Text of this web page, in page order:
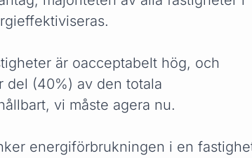
är oacceptabelt hög, och
del (40%) av den totala
vi måste agera nu.
energiförbrukningen i en